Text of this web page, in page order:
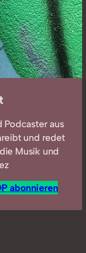
Podcaster aus
und redet
Musik und
abonnieren